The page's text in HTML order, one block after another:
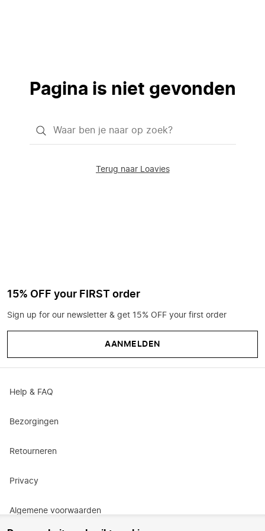
Pagina is niet gevonden
Waar
Terug naar Loavies
15% OFF your FIRST order
Sign up for our newsletter & get 15% OFF your first order
AANMELDEN
Help & FAQ
Bezorgingen
Retourneren
Privacy
Algemene voorwaarden